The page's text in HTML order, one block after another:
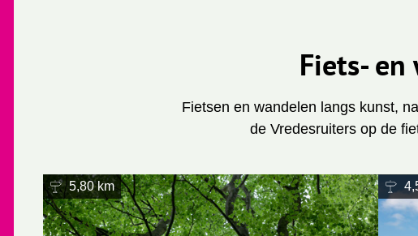
Fiets-
Fietsen en wandelen langs kunst,
de Vredesruiters op de
5,80 km